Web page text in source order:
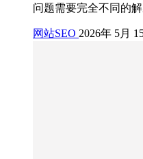
问题需要完全不同的
网站SEO 2026年 5月